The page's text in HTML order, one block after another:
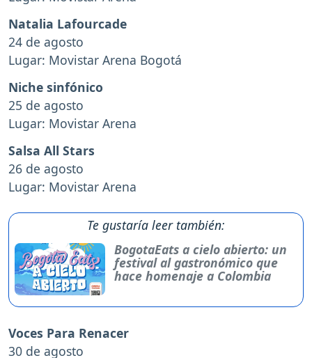
Natalia Lafourcade
24 de agosto
Lugar: Movistar Arena Bogotá
Niche sinfónico
25 de agosto
Lugar: Movistar Arena
Salsa All Stars
26 de agosto
Lugar: Movistar Arena
Te gustaría leer también:
BogotaEats a cielo abierto: un
festival al gastronómico que
hace homenaje a Colombia
Voces Para Renacer
30 de agosto